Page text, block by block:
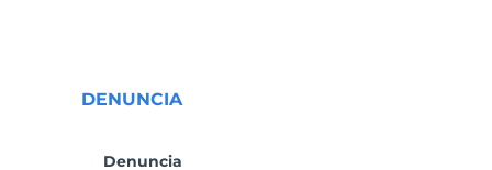
DENUNCIA
Denuncia